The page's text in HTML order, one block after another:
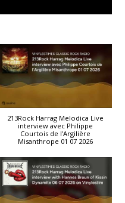
213Rock Harrag Melodica Live
interview avec Philippe
Courtois de l'Argilière
Misanthrope 01 07 2026